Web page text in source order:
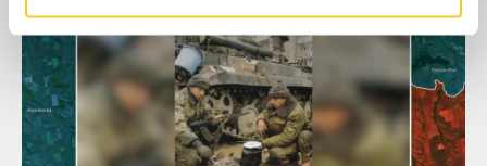
raccolto dal tuo utilizzo dei loro servizi.